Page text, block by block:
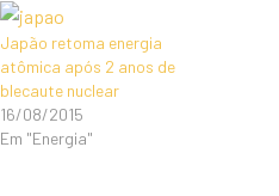
Japão retoma energia
atômica após 2 anos de
blecaute nuclear
16/08/2015
Em "Energia"